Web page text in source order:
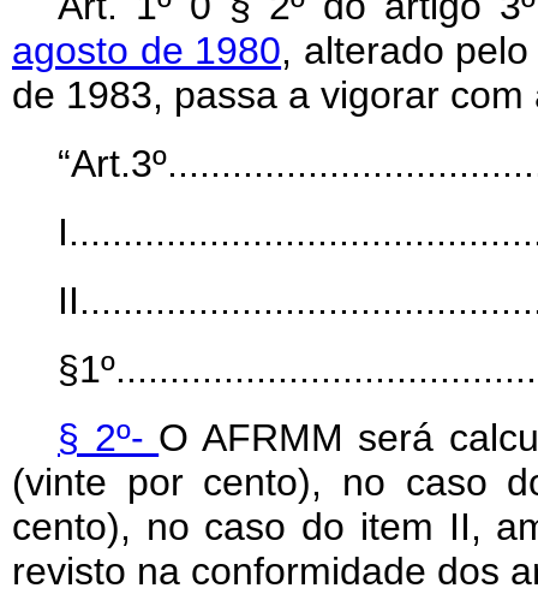
agosto de 1980, alterado
de 1983, passa a vigorar
§ 2º- O AFRMM será
(vinte por cento), no caso
cento), no caso do item II,
revisto na conformidade dos